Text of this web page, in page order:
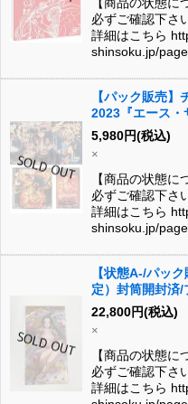
【商品の状態
必ずご確認下さ
詳細はこちら
shinsoku.jp/
【パック販売】
2023『エース・
5,980円(税込)
×
【商品の状態
必ずご確認下さ
詳細はこちら
shinsoku.jp/
【状態A-/パッ
定）封筒開封済/
22,800円(税込)
×
【商品の状態
必ずご確認下さ
詳細はこちら